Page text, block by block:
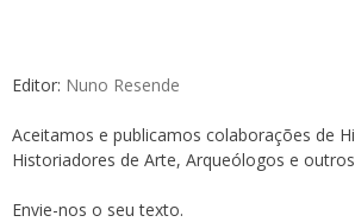
Editor: Nuno Resende
Aceitamos e publicamos colaborações de
Historiadores de Arte, Arqueólogos e
Envie-nos o seu texto.